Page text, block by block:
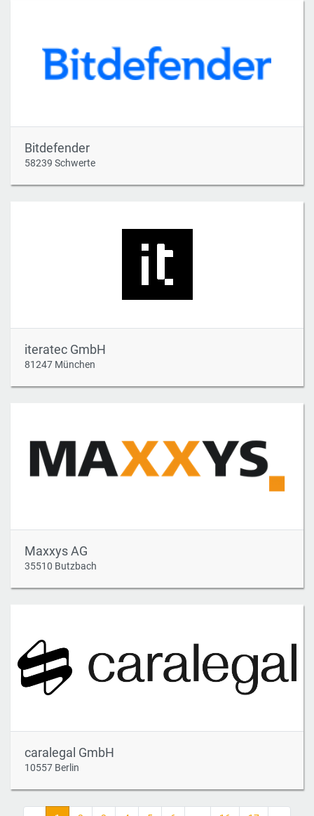
Bitdefender
58239 Schwerte
iteratec GmbH
81247 München
Maxxys AG
35510 Butzbach
caralegal GmbH
10557 Berlin